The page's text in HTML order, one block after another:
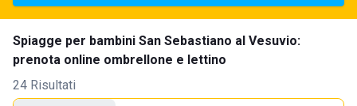
Spiagge per bambini San Sebastiano al Vesuvio:
prenota online ombrellone e lettino
24 Risultati